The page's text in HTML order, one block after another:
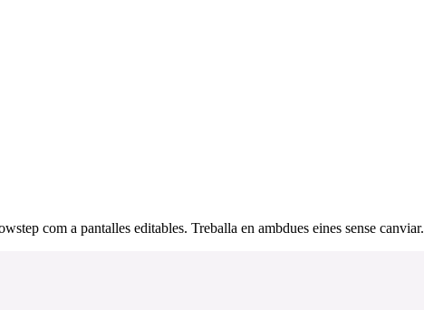
com a pantalles editables. Treballa en ambdues eines sense canviar.